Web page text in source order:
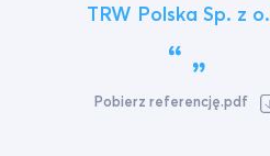
TRW Polska Sp. z
Pobierz referencję.pdf